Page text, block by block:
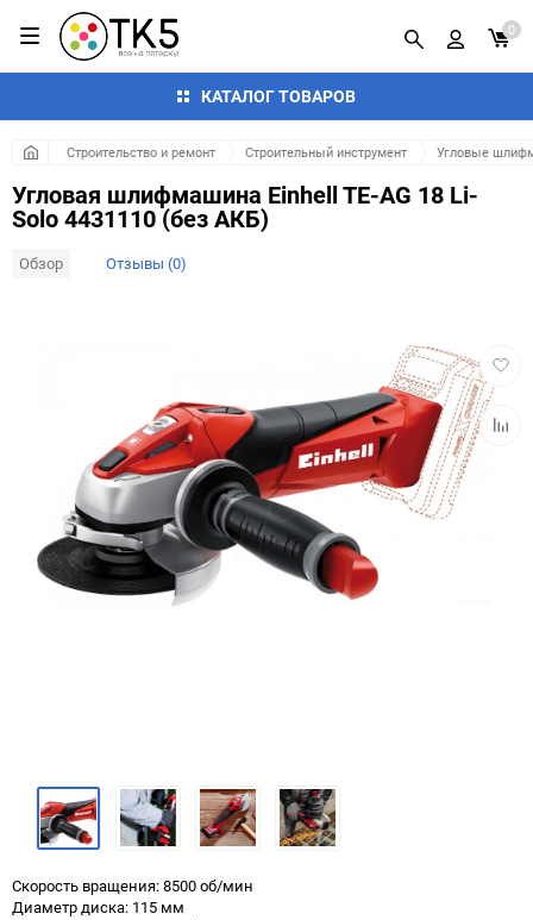
КАТАЛОГ ТОВАРОВ
0
Строительство и ремонт Строительный инструмент Угловые
Угловая шлифмашина Einhell TE-AG 18 Li-
Solo 4431110 (без АКБ)
Обзор Отзывы (0)
в
Скорость вращения: 8500 об/мин
Диаметр диска: 115 мм